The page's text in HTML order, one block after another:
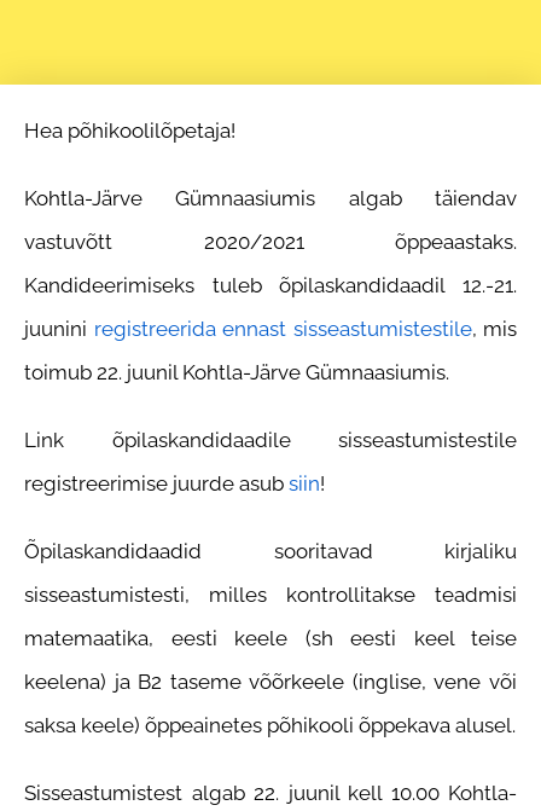
Hea põhikoolilõpetaja!
Kohtla-Järve Gümnaasiumis algab täiendav
vastuvõtt 2020/2021 õppeaastaks.
Kandideerimiseks tuleb õpilaskandidaadil 12.-21.
juunini registreerida ennast sisseastumistestile, mis
toimub 22. juunil Kohtla-Järve Gümnaasiumis.
Link õpilaskandidaadile sisseastumistestile
registreerimise juurde asub siin!
Õpilaskandidaadid sooritavad kirjaliku
sisseastumistesti, milles kontrollitakse teadmisi
matemaatika, eesti keele (sh eesti keel teise
keelena) ja B2 taseme võõrkeele (inglise, vene või
saksa keele) õppeainetes põhikooli õppekava alusel.
Sisseastumistest algab 22. juunil kell 10.00 Kohtla-